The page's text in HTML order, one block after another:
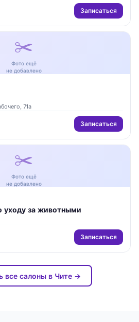
Записаться
✂️
Фото ещё
не добавлено
71а
Записаться
✂️
Фото ещё
не добавлено
уходу за животными
Записаться
все салоны в Чите →